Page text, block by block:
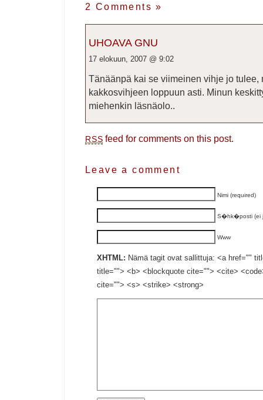
2 Comments»
UHOAVA GNU
17 elokuun, 2007 @ 9:02
Tänäänpä kai se viimeinen vihje jo tulee,
kakkosvihjeen loppuun asti. Minun
miehenkin läsnäolo..
RSS feed for comments on this post.
Leave a comment
Nimi (required)
S�hk�posti (ei
Www
XHTML: Nämä tagit ovat sallittuja: <a href=""
title=""> <b> <blockquote cite=""> <cite>
cite=""> <s> <strike> <strong>